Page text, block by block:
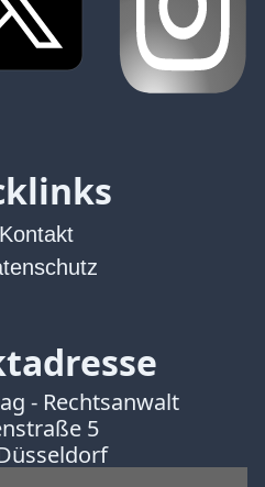
Kontakt
- Rechtsanwalt
5